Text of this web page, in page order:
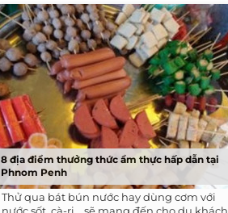
8 địa điểm thưởng thức ẩm thực hấp dẫn tại
Phnom Penh
Thử qua bát bún nước hay dùng cơm với